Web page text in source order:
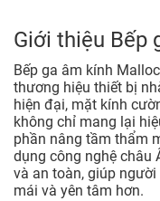
Giới thiệu Bếp
Bếp ga âm kính
thương hiệu thiết bị
hiện đại, mặt kính
không chỉ mang lại
phần nâng tầm thẩm
dụng công nghệ châu
và an toàn, giúp
mái và yên tâm hơn.